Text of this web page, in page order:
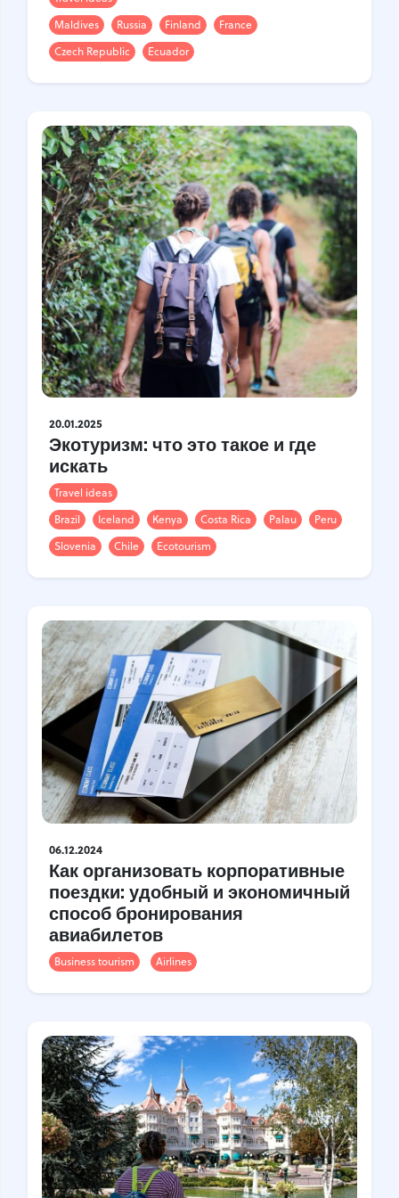
Croatia
Czech Republic
Chile
Switzerland
Sweden
Scotland
Maldives
Russia Finland
France
Czech Republic
Ecuador
20.01.2025
Экотуризм: что это такое и где
искать
Travel ideas
Brazil
Iceland Kenya Costa Rica Palau
Peru
Slovenia
Chile Ecotourism
06.12.2024
Как организовать корпоративные
поездки: удобный и экономичный
способ бронирования
авиабилетов
Business tourism Airlines